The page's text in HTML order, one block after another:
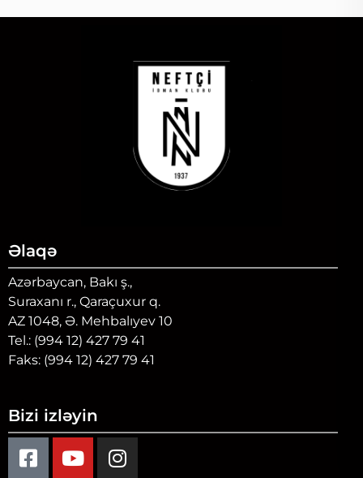
Əlaqə
Azərbaycan, Bakı ş.,
Suraxanı r., Qaraçuxur q.
AZ 1048, Ə. Mehbalıyev 10
Tel.: (994 12) 427 79 41
Faks: (994 12) 427 79 41
Bizi izləyin